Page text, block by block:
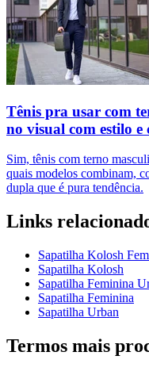
Tênis pra usar com
no visual com estilo e
Sim, tênis com terno
quais modelos combinam,
dupla que é pura tendência.
Links
Sapatilha Kolosh
Sapatilha Kolosh
Sapatilha Feminina
Sapatilha Feminina
Sapatilha Urban
Termos mais